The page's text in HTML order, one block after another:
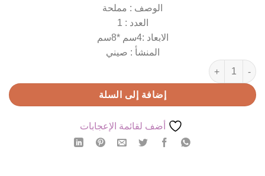
الوصف : مملحة
العدد : 1
الابعاد :4سم *8سم
المنشأ : صيني
كمية مملحة معدن
إضافة إلى السلة
أضف لقائمة الإعجابات